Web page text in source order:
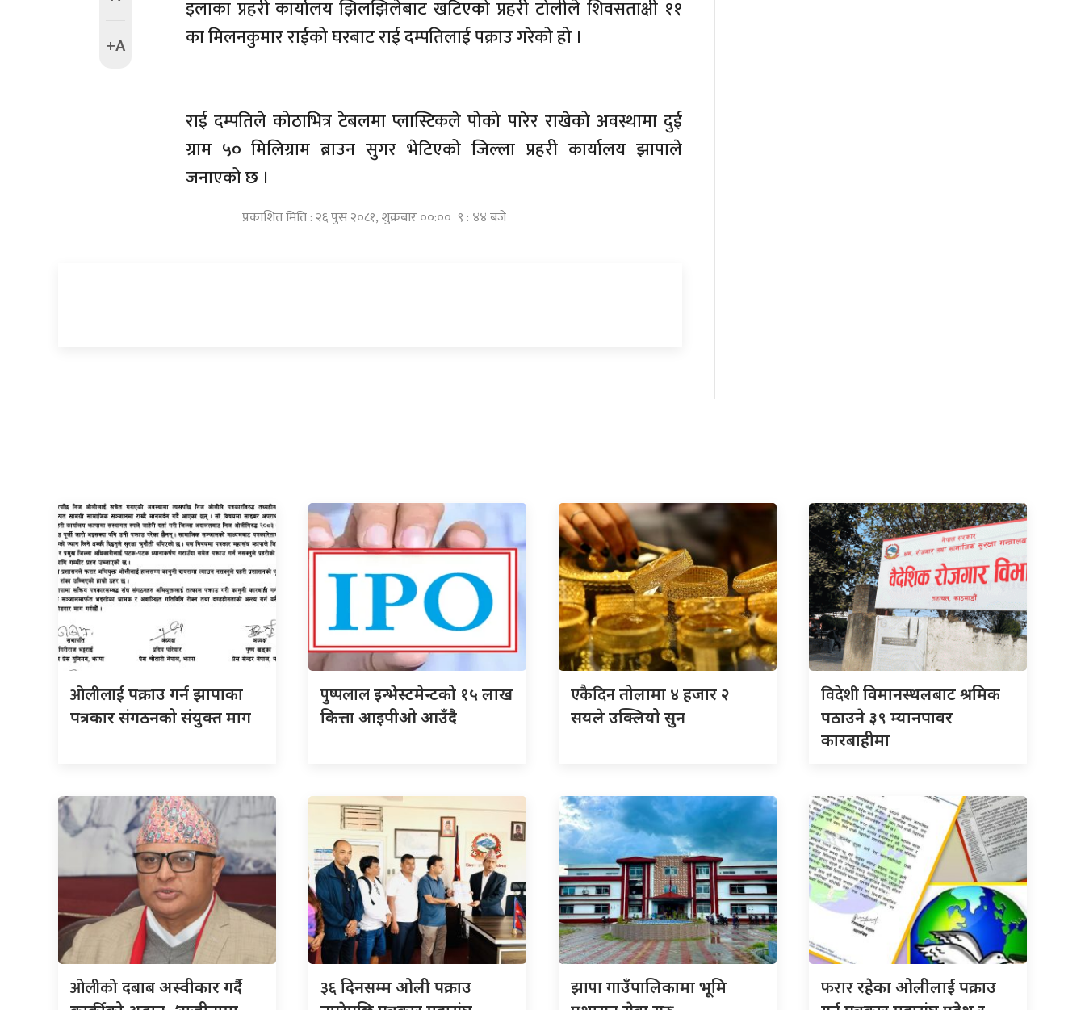
+A
इलाका प्रहरी कार्यालय झिलझिलेबाट खटिएको प्रहरी टोलीले शिवसताक्षी ११
का मिलनकुमार राईको घरबाट राई दम्पतिलाई पक्राउ गरेको हो ।
राई दम्पतिले कोठाभित्र टेबलमा प्लास्टिकले पोको पारेर राखेको अवस्थामा दुई
ग्राम ५० मिलिग्राम ब्राउन सुगर भेटिएको जिल्ला प्रहरी कार्यालय झापाले
जनाएको छ ।
प्रकाशित मिति : २६ पुस २०८१, शुक्रबार ००:०० ९ : ४४ बजे
ओलीलाईपक्राउ गर्न झापाका
पत्रकार संगठनको संयुक्त माग
पुष्पलालइन्भेस्टमेन्टको १५ लाख
कित्ता आइपीओ आउँदै
एकैदिनतोलामा ४ हजार २
सयले उक्लियो सुन
विदेशीविमानस्थलबाट श्रमिक
पठाउने ३९ म्यानपावर
कारबाहीमा
ओलीकोदबाब अस्वीकार गर्दै
३६दिनसम्म ओली पक्राउ
झापागाउँपालिकामा भूमि
फराररहेका ओलीलाई पक्राउ